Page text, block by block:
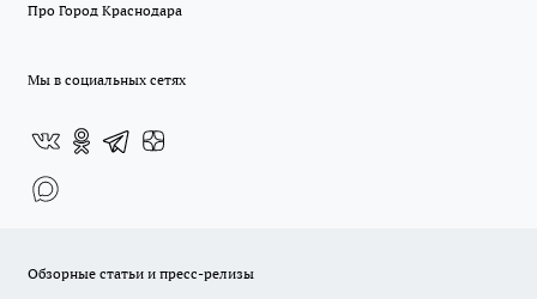
Про Город Краснодара
Мы в социальных сетях
Обзорные статьи и пресс-релизы